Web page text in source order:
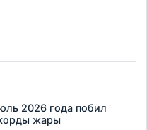
2026 года побил
жары